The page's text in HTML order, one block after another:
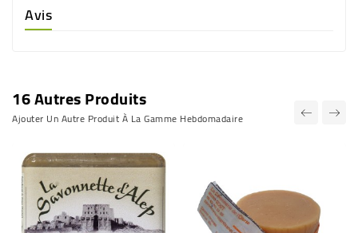
Avis
16 Autres Produits
Ajouter Un Autre Produit À La Gamme Hebdomadaire